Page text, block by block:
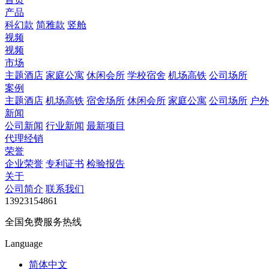
产品
科幻款 简雅款 竖舱
视频
视频
市场
主题酒店 家庭公寓 休闲会所 学校宿舍 机场高铁 公司场所
案例
主题酒店 机场高铁 宿舍场所 休闲会所 家庭公寓 公司场所 户
新闻
公司新闻 行业新闻 最新项目
代理经销
荣誉
企业荣誉 专利证书 检验报告
关于
公司简介 联系我们
13923154861
全国免费服务热线
Language
简体中文